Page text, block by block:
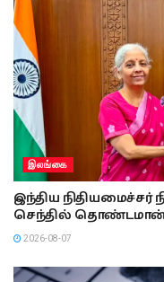
இலங்கை
இந்திய நிதியமைச்சர்
செந்தில்
2026-08-07